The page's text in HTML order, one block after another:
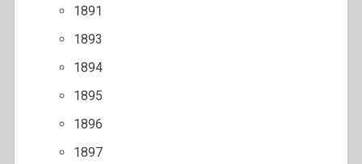
1891
1893
1894
1895
1896
1897